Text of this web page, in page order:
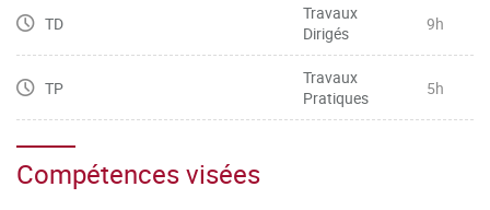
TD
Travaux
Dirigés
9h
TP
Travaux
Pratiques
5h
Compétences visées